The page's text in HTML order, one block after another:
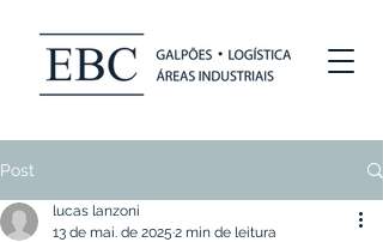
Post
lucas lanzoni
13 de mai. de 2025 2 min de leitura